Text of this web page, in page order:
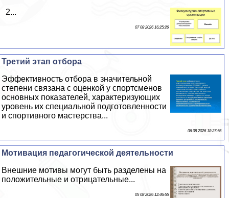
2...
07 08 2026 16:25:26
Третий этап отбора
Эффективность отбора в значительной
степени связана с оценкой у спортсменов
основных показателей, хаpaктеризующих
уровень их специальной подготовленности
и спортивного мастерства...
06 08 2026 18:37:56
Мотивация педагогической деятельности
Внешние мотивы могут быть разделены на
положительные и отрицательные...
05 08 2026 12:46:55